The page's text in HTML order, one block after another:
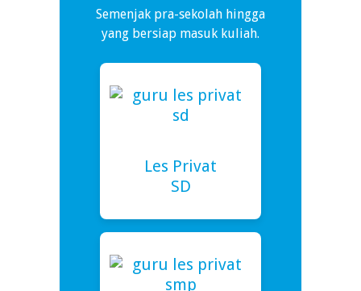
Semenjak pra-sekolah hingga
yang bersiap masuk kuliah.
Les Privat
SD